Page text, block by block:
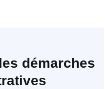
démarches